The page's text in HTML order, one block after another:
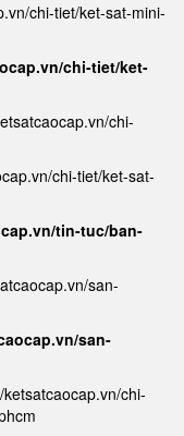
chi-tiet/ket-sat-mini-
chi-tiet/ket-
chi-
chi-tiet/ket-sat-
tin-tuc/ban-
san-
san-
ketsatcaocap.vn/chi-